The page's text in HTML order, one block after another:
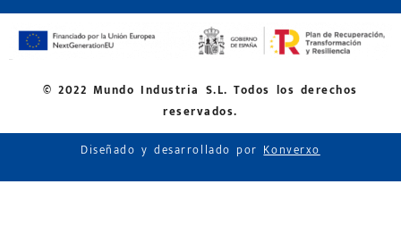
© 2022 Mundo Industria S.L. Todos los derechos
reservados.
Diseñado y desarrollado porKonverxo